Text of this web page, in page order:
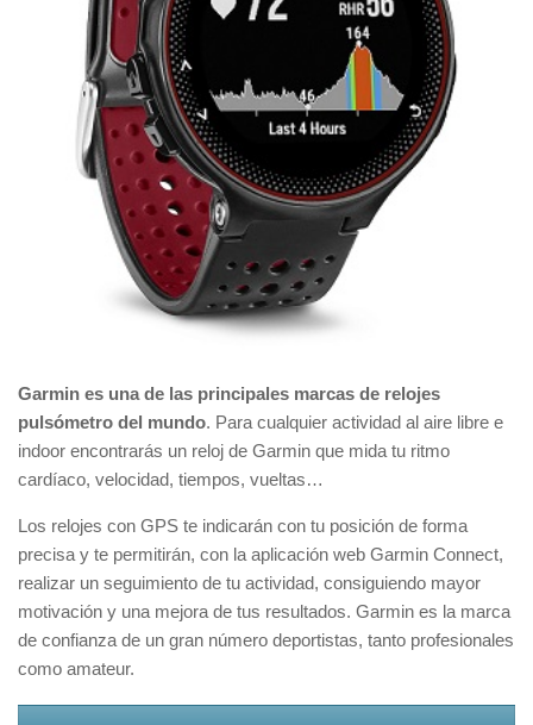
Garmin es una de las principales marcas de relojes
pulsómetro del mundo. Para cualquier actividad al aire libre e
indoor encontrarás un reloj de Garmin que mida tu ritmo
cardíaco, velocidad, tiempos, vueltas…
Los relojes con GPS te indicarán con tu posición de forma
precisa y te permitirán, con la aplicación web Garmin Connect,
realizar un seguimiento de tu actividad, consiguiendo mayor
motivación y una mejora de tus resultados. Garmin es la marca
de confianza de un gran número deportistas, tanto profesionales
como amateur.